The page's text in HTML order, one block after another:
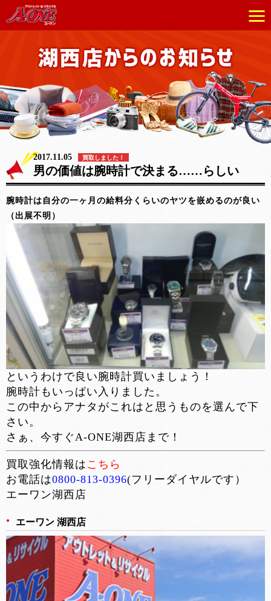
2017.11.05 買取しました！
男の価値は腕時計で決まる……らしい
腕時計は自分の一ヶ月の給料分くらいのヤツを嵌めるのが良い
（出展不明）
というわけで良い腕時計買いましょう！
腕時計もいっぱい入りました。
この中からアナタがこれはと思うものを選んで下
さい。
さぁ、今すぐA-ONE湖西店まで！
買取強化情報は こちら
お電話は0800-813-0396(フリーダイヤルです）
エーワン湖西店
エーワン 湖西店